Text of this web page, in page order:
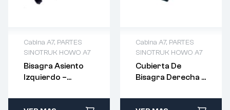
Cabina A7, PARTES
SINOTRUK HOWO A7
Bisagra Asiento
Izquierdo –
Cabina A7, PARTES
SINOTRUK HOWO A7
Cubierta De
Bisagra Derecha –